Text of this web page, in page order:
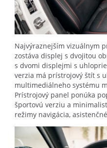
Najvýraznejším vizuálnym
zostáva displej s dvojitou
s dvomi displejmi s
verzia má prístrojový štít s
multimediálneho systému
Prístrojový panel ponúka
športovú verziu a
režimy navigácia,